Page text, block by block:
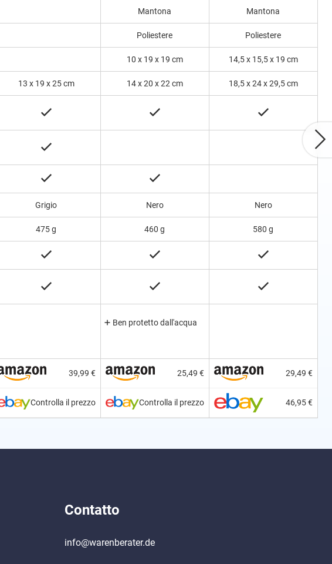
39,99 €
Controlla il prezzo
13 x 19 x 25 cm
Grigio
475 g
25,49 €
Controlla il prezzo
Mantona
Poliestere
10 x 19 x 19 cm
14 x 20 x 22 cm
Nero
460 g
Ben protetto dall'acqua
29,49 €
46,95 €
Mantona
Poliestere
14,5 x 15,5 x 19 cm
18,5 x 24 x 29,5 cm
Nero
580 g
Contatto
info@warenberater.de